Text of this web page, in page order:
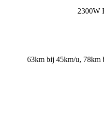
2300W
63km bij 45km/u, 78km